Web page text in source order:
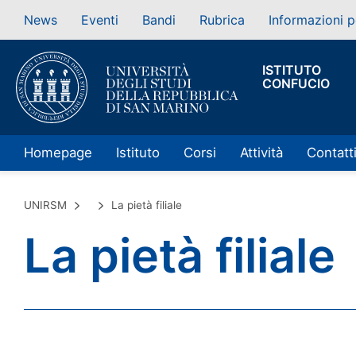
News Eventi Bandi Rubrica Informazioni
ISTITUTO
CONFUCIO
Homepage Istituto Corsi Attività Contatti
UNIRSM La pietà filiale
La pietà filiale